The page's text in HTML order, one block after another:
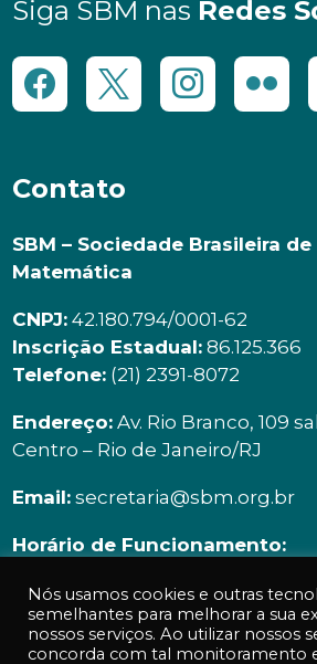
Siga SBM nas Redes
Contato
SBM – Sociedade Brasileira de
Matemática
CNPJ: 42.180.794/0001-62
Inscrição Estadual: 86.125.366
Telefone: (21) 2391-8072
Endereço: Av. Rio Branco, 109
Centro – Rio de Janeiro/RJ
Email: secretaria@sbm.org.br
Horário de Funcionamento:
Nós usamos cookies e outras
semelhantes para melhorar a sua
nossos serviços. Ao utilizar nossos
concorda com tal monitoramento